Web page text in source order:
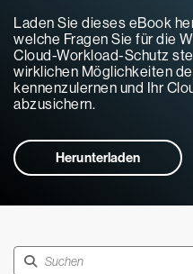
Laden Sie dieses eBook
welche Fragen Sie für die
Cloud-Workload-Schutz
wirklichen Möglichkeiten
kennenzulernen und Ihr
abzusichern.
Herunterladen